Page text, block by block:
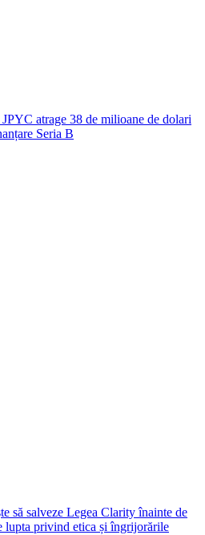
atrage 38 de milioane de dolari
Seria B
să salveze Legea Clarity înainte de
lupta privind etica și îngrijorările